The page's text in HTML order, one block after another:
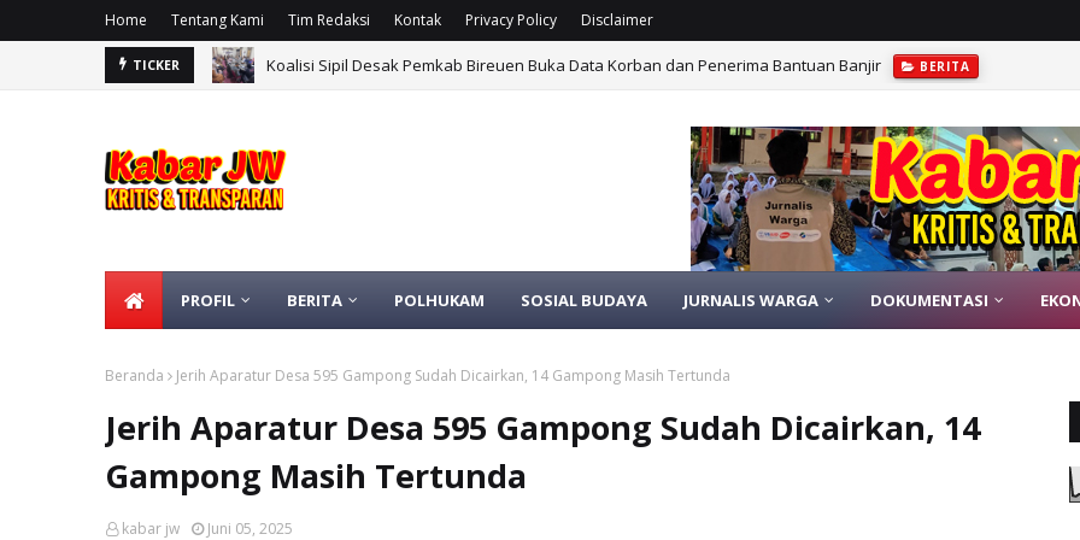
Home Tentang Kami Tim Redaksi Kontak Privacy Policy Disclaimer
TICKER
BERITA
PROFIL BERITA POLHUKAM SOSIAL BUDAYA JURNALIS WARGA DOKUMENTASI
Beranda Jerih Aparatur Desa 595 Gampong Sudah Dicairkan, 14 Gampong Masih Tertunda
Jerih Aparatur Desa 595 Gampong Sudah Dicairkan, 14
Gampong Masih Tertunda
kabar jw Juni 05, 2025